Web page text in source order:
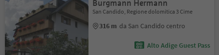
Burgmann Hermann
San Candido, Regione dolomitica 3 Cime
316 m da San Candido centro
Alto Adige Guest Pass